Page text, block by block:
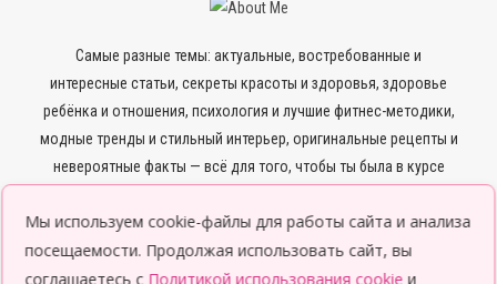
Самые разные темы: актуальные, востребованные и
интересные статьи, секреты красоты и здоровья, здоровье
ребёнка и отношения, психология и лучшие фитнес-методики,
модные тренды и стильный интерьер, оригинальные рецепты и
невероятные факты — всё для того, чтобы ты была в курсе
Мы используем cookie-файлы для работы сайта и анализа
посещаемости. Продолжая использовать сайт, вы
соглашаетесь с Политикой использования cookie и